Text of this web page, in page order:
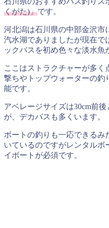
くがた)」です。
河北潟は石川県の中部金沢市
汽水湖でありましたが現在で
ックバスを初め色々な淡水魚
ここはストラクチャーが多
撃ちやトップウォーターの釣
能です。
アベレージサイズは30cm前
が、デカバスも多くいます。
ボートの釣りも一応できる
いているのですがレンタルボ
イボートが必須です。